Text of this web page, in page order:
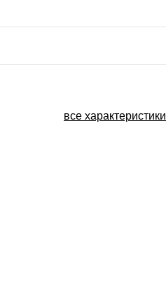
все характеристики